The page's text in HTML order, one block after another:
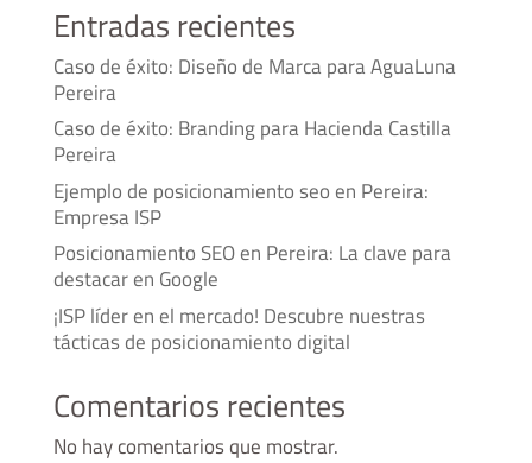
Entradas recientes
Caso de éxito: Diseño de Marca para AguaLuna
Pereira
Caso de éxito: Branding para Hacienda Castilla
Pereira
Ejemplo de posicionamiento seo en Pereira:
Empresa ISP
Posicionamiento SEO en Pereira: La clave para
destacar en Google
¡ISP líder en el mercado! Descubre nuestras
tácticas de posicionamiento digital
Comentarios recientes
No hay comentarios que mostrar.